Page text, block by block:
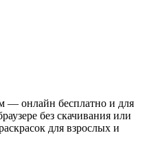
— онлайн бесплатно и для
без скачивания или
для взрослых и